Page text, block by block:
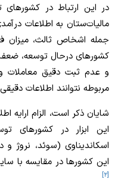
در این ارتباط در
مالیات‌ستان به اطلاعات
جمله اشخاص ثالث، میزان
کشورهای درحال توسعه،
و عدم ثبت دقیق معاملات
مربوطه نتوانند اطلاعات
شایان ذکر است، الزام ارایه
این ابزار در کشورهای
اسکاندیناوی (سوئد، نروژ و
این کشورها در مقایسه با
[۲]